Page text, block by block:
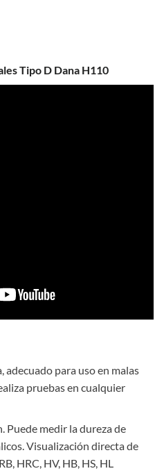
Tipo D Dana H110
adecuado para uso en malas
pruebas en cualquier
Puede medir la dureza de
Visualización directa de
HRC, HV, HB, HS, HL